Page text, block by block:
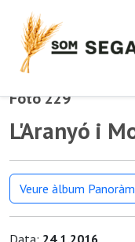
Foto 229
L'Aranyó i
Veure àlbum
Data: 24.1.2016